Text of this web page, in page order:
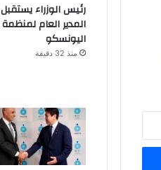
رئيس الوزراء يستقبل
المدير العام لمنظمة
اليونسكو
منذ 32 دقيقة